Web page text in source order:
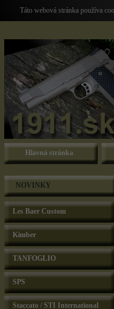
Táto webová stránka používa
Hlavná stránka
NOVINKY
Les Baer Custom
Kimber
TANFOGLIO
SPS
Staccato / STI International